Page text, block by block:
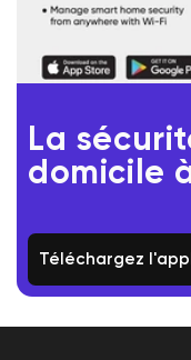
La
domicile
Téléchargez